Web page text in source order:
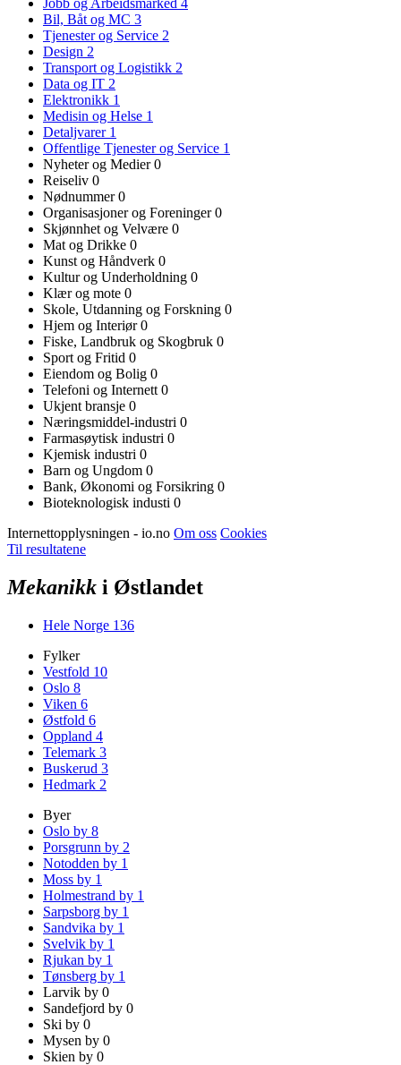
Bil, Båt og MC 3
Tjenester og Service 2
Design 2
Transport og Logistikk 2
Data og IT 2
Elektronikk 1
Medisin og Helse 1
Detaljvarer 1
Offentlige Tjenester og Service 1
Nyheter og Medier0
Reiseliv 0
Nødnummer0
Organisasjoner og Foreninger0
Skjønnhet og Velvære 0
Mat og Drikke 0
Kunst og Håndverk 0
Kultur og Underholdning 0
Klær og mote 0
Skole, Utdanning og Forskning 0
Hjem og Interiør0
Fiske, Landbruk og Skogbruk 0
Sport og Fritid 0
Eiendom og Bolig 0
Telefoni og Internett 0
Ukjent bransje 0
Næringsmiddel-industri 0
Farmasøytisk industri 0
Kjemisk industri 0
Barn og Ungdom 0
Bank, Økonomi og Forsikring 0
Bioteknologisk industi 0
Internettopplysningen - io.no Om oss Cookies
Til resultatene
Mekanikk i Østlandet
Hele Norge 136
Fylker
Vestfold 10
Oslo 8
Viken 6
Østfold 6
Oppland 4
Telemark 3
Buskerud 3
Hedmark 2
Byer
Oslo by 8
Porsgrunn by 2
Notodden by 1
Moss by 1
Holmestrand by 1
Sarpsborg by 1
Sandvika by 1
Svelvik by 1
Rjukan by 1
Tønsberg by 1
Larvik by 0
Sandefjord by 0
Ski by 0
Mysen by 0
Skien by 0